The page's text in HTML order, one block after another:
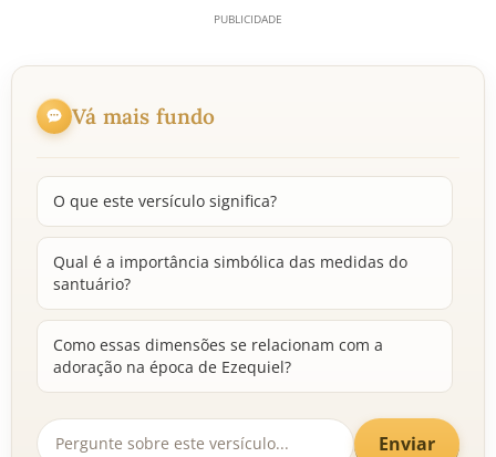
Vá mais fundo
O que este versículo significa?
Qual é a importância simbólica das medidas do
santuário?
Como essas dimensões se relacionam com a
adoração na época de Ezequiel?
Enviar